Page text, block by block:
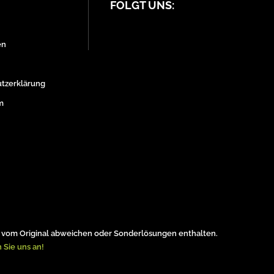
FOLGT UNS:
Original abweichen oder Sonderlösungen enthalten.
Sie uns an!